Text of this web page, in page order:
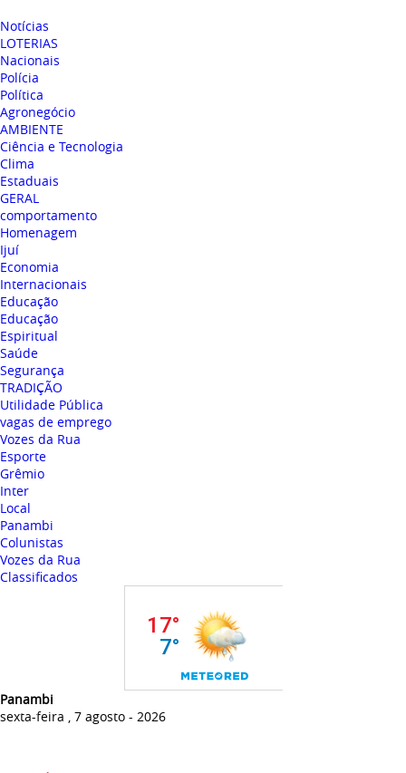
Notícias
LOTERIAS
Nacionais
Polícia
Política
Agronegócio
AMBIENTE
Ciência e Tecnologia
Clima
Estaduais
GERAL
comportamento
Homenagem
Ijuí
Economia
Internacionais
Educação
Educação
Espiritual
Saúde
Segurança
TRADIÇÃO
Utilidade Pública
vagas de emprego
Vozes da Rua
Esporte
Grêmio
Inter
Local
Panambi
Colunistas
Vozes da Rua
Classificados
Panambi
sexta-feira , 7 agosto - 2026